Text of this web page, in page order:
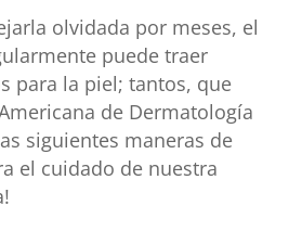
olvidada por meses, el
puede traer
para la piel; tantos, que
de Dermatología
siguientes maneras de
el cuidado de nuestra